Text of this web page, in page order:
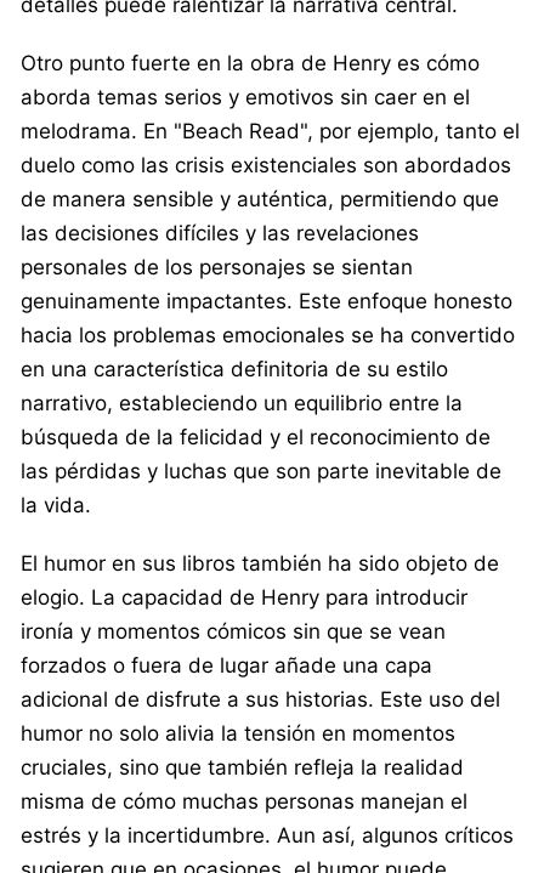
Otro punto fuerte en la obra de Henry es cómo
aborda temas serios y emotivos sin caer en el
melodrama. En "Beach Read", por ejemplo, tanto el
duelo como las crisis existenciales son abordados
de manera sensible y auténtica, permitiendo que
las decisiones difíciles y las revelaciones
personales de los personajes se sientan
genuinamente impactantes. Este enfoque honesto
hacia los problemas emocionales se ha convertido
en una característica definitoria de su estilo
narrativo, estableciendo un equilibrio entre la
búsqueda de la felicidad y el reconocimiento de
las pérdidas y luchas que son parte inevitable de
la vida.
El humor en sus libros también ha sido objeto de
elogio. La capacidad de Henry para introducir
ironía y momentos cómicos sin que se vean
forzados o fuera de lugar añade una capa
adicional de disfrute a sus historias. Este uso del
humor no solo alivia la tensión en momentos
cruciales, sino que también refleja la realidad
misma de cómo muchas personas manejan el
estrés y la incertidumbre. Aun así, algunos críticos